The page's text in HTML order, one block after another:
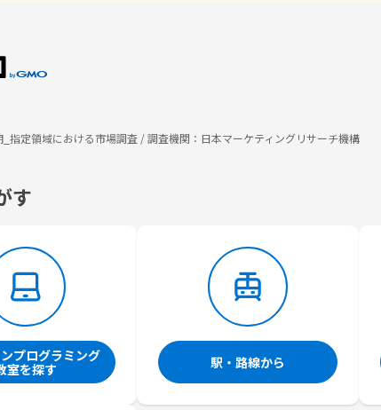
指定領域における市場調査 / 調査機関：日本マーケティングリサーチ機構
す
プログラミング
室を探す
駅・路線から